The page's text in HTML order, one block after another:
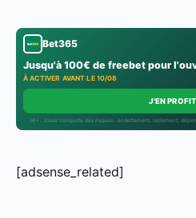
Bet365
Jusqu'à 100€ de freebet pour
À ACTIVER AVANT LE 10/08
J'EN
18+ · Jouer comporte des risques : endettement, isolement,
[adsense_related]